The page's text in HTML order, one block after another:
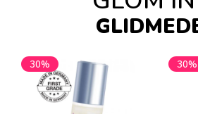
30% 30%